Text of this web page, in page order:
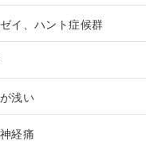
イ、ハント症候群
浅い
経痛